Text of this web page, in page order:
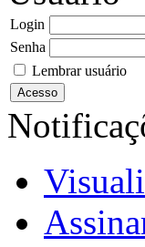
Login
Senha
Lembrar usuário